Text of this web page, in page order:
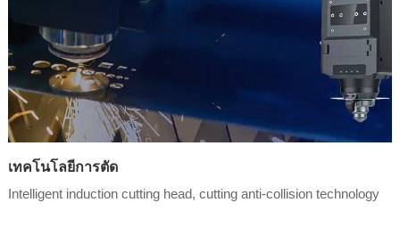
เทคโนโลยีการตัด
Intelligent induction cutting head, cutting anti-collision technology